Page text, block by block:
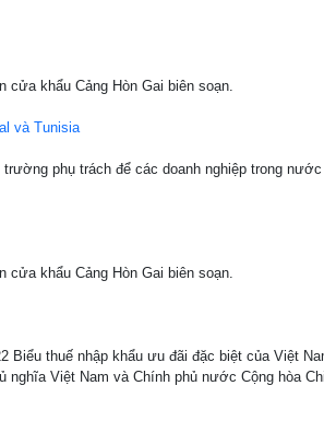
khẩu Cảng Hòn Gai biên soạn.
Tunisia